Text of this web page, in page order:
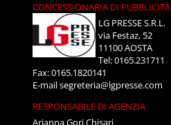
CONCESSIONARIA DI PUBBLICITÀ
LG PRESSE S.R.L.
via Festaz, 52
11100 AOSTA
Tel: 0165.231711
Fax: 0165.1820141
E-mailsegreteria@lgpresse.com
RESPONSABILE DI AGENZIA